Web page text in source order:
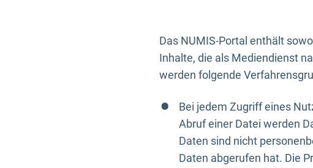
Das NUMIS-Portal enthält
Inhalte, die als Mediendienst
werden folgende
Bei jedem Zugriff eines
Abruf einer Datei werden
Daten sind nicht
Daten abgerufen hat. Die